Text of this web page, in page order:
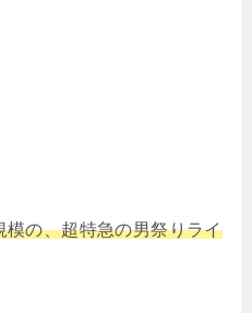
の、超特急の男祭りライ